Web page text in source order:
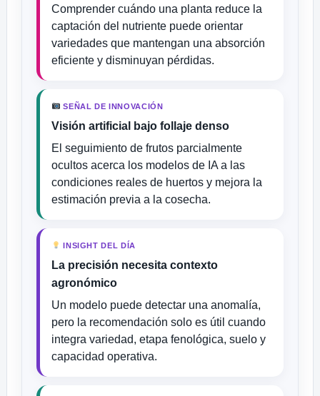
Comprender cuándo una planta reduce la
captación del nutriente puede orientar
variedades que mantengan una absorción
eficiente y disminuyan pérdidas.
SEÑAL DE INNOVACIÓN
Visión artificial bajo follaje denso
El seguimiento de frutos parcialmente
ocultos acerca los modelos de IA a las
condiciones reales de huertos y mejora la
estimación previa a la cosecha.
INSIGHT DEL DÍA
La precisión necesita contexto
agronómico
Un modelo puede detectar una anomalía,
pero la recomendación solo es útil cuando
integra variedad, etapa fenológica, suelo y
capacidad operativa.